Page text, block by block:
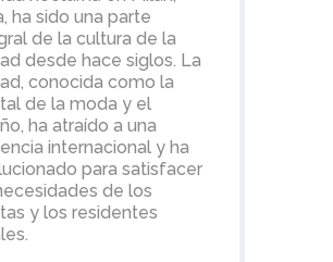
ha sido una parte
de la cultura de la
desde hace siglos. La
conocida como la
de la moda y el
ha atraído a una
internacional y ha
para satisfacer
de los
y los residentes